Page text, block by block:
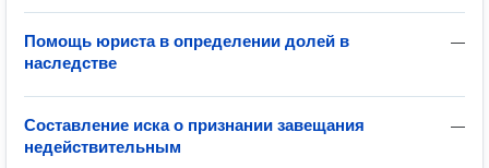
—
Помощь юриста в определении долей в
наследстве
—
Составление иска о признании завещания
недействительным